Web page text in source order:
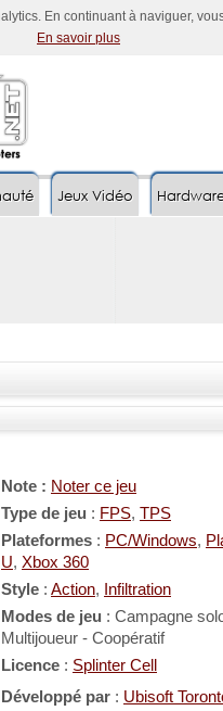
En continuant à naviguer,
En savoir plus
Jeux Vidéo
Note : Noter ce jeu
Type de jeu : FPS, TPS
Plateformes : PC/Windows,
U, Xbox 360
Style : Action,
Infiltration
Modes de jeu : Campagne
Multijoueur - Coopératif
Licence : Splinter Cell
Développé par : Ubisoft